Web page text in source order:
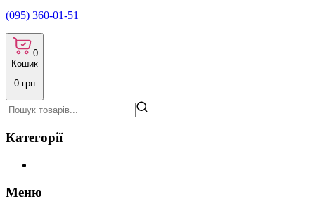
(095) 360-01-51
0
Кошик
0 грн
Категорії
Меню